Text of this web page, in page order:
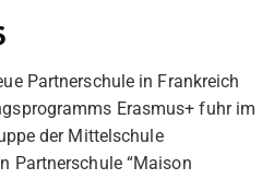
Partnerschule in Frankreich
Erasmus+ fuhr im
der Mittelschule
Partnerschule “Maison